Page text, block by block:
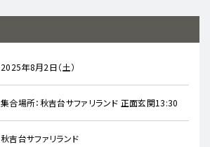
2025年8月2日（土）
集合場所：秋吉台サファリランド 正面玄関13:30
秋吉台サファリランド